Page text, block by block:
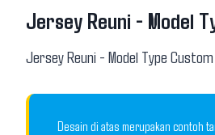
Jersey Reuni - Model
Jersey Reuni - Model Type Custom
Desain di atas merupakan contoh